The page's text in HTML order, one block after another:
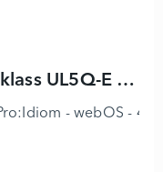
65UL5Q-E - 65" Diagonal klass UL5Q-E Series LED-bakgrundsbelyst LCD-skärm
- webOS - 4K